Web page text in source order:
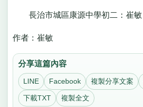
長治市城區康源中學初二：崔敏
作者：崔敏
分享這篇內容
LINE Facebook 複製分享文案
下載TXT 複製全文